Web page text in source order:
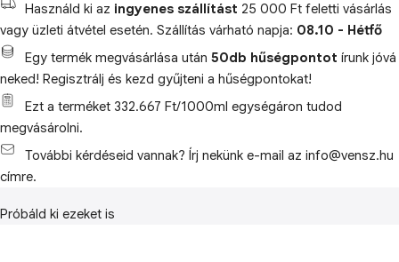
Használd ki az ingyenes szállítást 25 000 Ft feletti vásárlás
vagy üzleti átvétel esetén. Szállítás várható napja: 08.10 - Hétfő
Egy termék megvásárlása után 50db hűségpontot írunk jóvá
neked! Regisztrálj és kezd gyűjteni a hűségpontokat!
Ezt a terméket 332.667 Ft/1000ml egységáron tudod
megvásárolni.
További kérdéseid vannak? Írj nekünk e-mail az info@vensz.hu
címre.
Próbáld ki ezeket is